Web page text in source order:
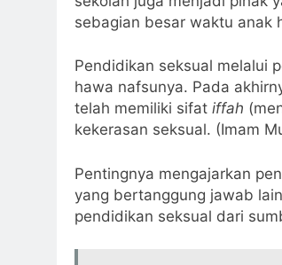
sebagian besar waktu anak
Pendidikan seksual melalui
hawa nafsunya. Pada
telah memiliki sifat iffah
kekerasan seksual. (Imam
Pentingnya mengajarkan
yang bertanggung jawab
pendidikan seksual dari